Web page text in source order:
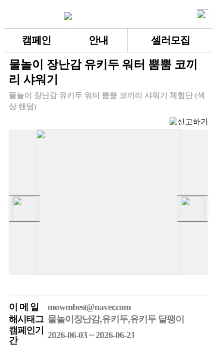
캠페인 안내 셀러모집
물놀이 장난감 유키두 워터 뿜뿜 코끼
리 샤워기
물놀이 장난감 유키두 워터 뿜뿜 코끼리 샤워기 체험단 (색
상 랜덤)
이 메 일
mowmbest@naver.com
해시태그 물놀이장난감,유키두,유키두 달팽이
캠페인기
간
2026-06-03 ~ 2026-06-21